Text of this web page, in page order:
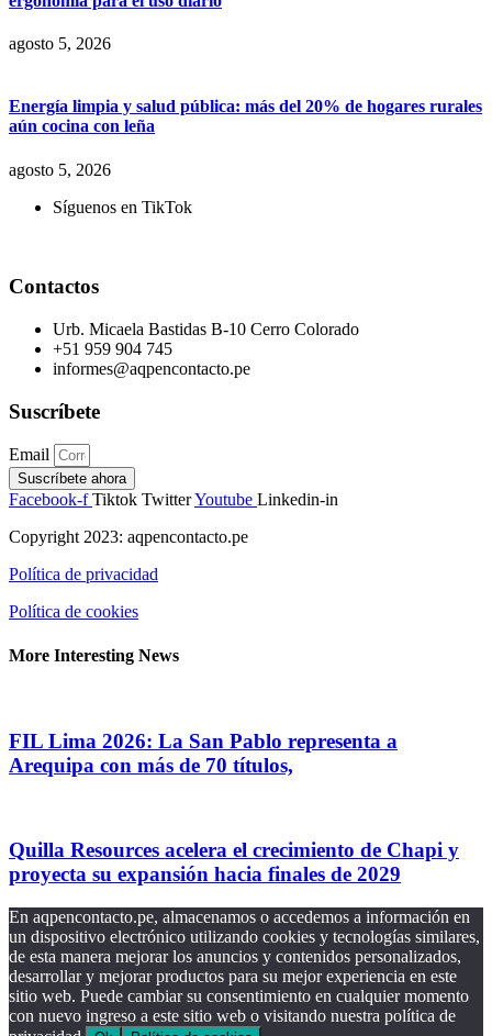
agosto 5, 2026
Energía limpia y salud pública: más del 20% de hogares rurales
aún cocina con leña
agosto 5, 2026
Síguenos en TikTok
Contactos
Urb. Micaela Bastidas B-10 Cerro Colorado
+51 959 904 745
informes@aqpencontacto.pe
Suscríbete
Email
Suscríbete ahora
Facebook-f Tiktok TwitterYoutube Linkedin-in
Copyright 2023: aqpencontacto.pe
Política de privacidad
Política de cookies
More Interesting News
FIL Lima 2026: La San Pablo representa a
Arequipa con más de 70 títulos,
Quilla Resources acelera el crecimiento de Chapi y
proyecta su expansión hacia finales de 2029
En aqpencontacto.pe, almacenamos o accedemos a información en
un dispositivo electrónico utilizando cookies y tecnologías similares,
de esta manera mejorar los anuncios y contenidos personalizados,
desarrollar y mejorar productos para su mejor experiencia en este
sitio web. Puede cambiar su consentimiento en cualquier momento
con nuevo ingreso a este sitio web o visitando nuestra política de